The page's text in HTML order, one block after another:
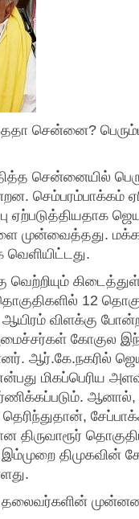
சென்னை?
சென்னையில்
செம்பரம்பாக்கம்
ஏற்படுத்தியதாக
முன்வைத்தது.
வெற்றியும்
12
விளக்கு போன்ற
கோகுல
ஆர்.கே.நகரில்
மிகப்பெரிய
ஆனால்,
தெரிந்துதான்,
இம்முறை
தலைவர்களின்